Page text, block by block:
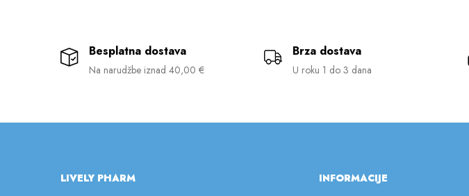
Besplatna dostava
Na narudžbe iznad 40,00 €
Brza dostava
U roku 1 do 3 dana
LIVELY PHARM INFORMACIJE